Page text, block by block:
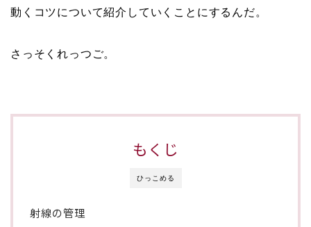
動くコツについて紹介していくことにするんだ。
さっそくれっつご。
ひっこめる
もくじ
射線の管理